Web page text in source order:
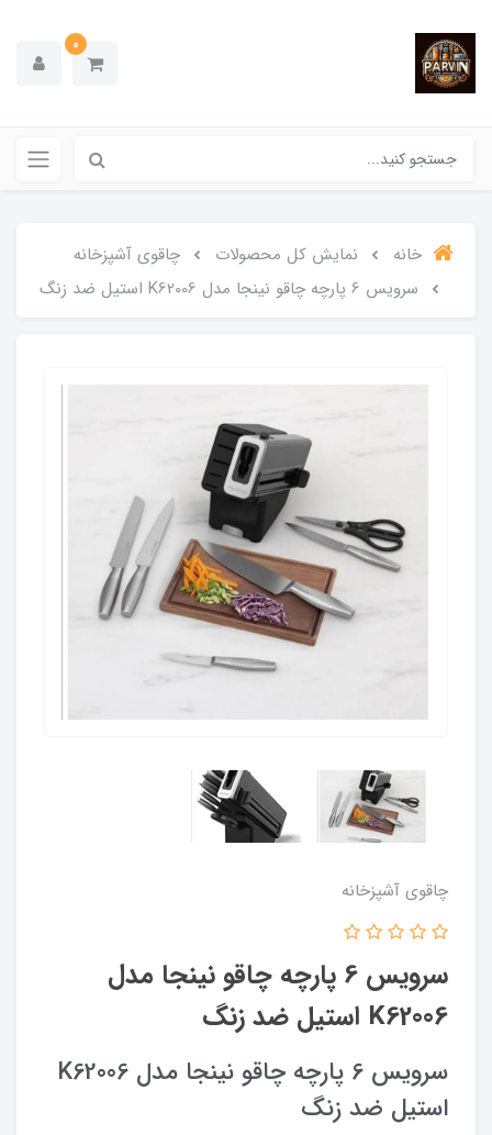
0
خانه نمایش کل محصولات
چاقوی آشپزخانه
سرویس 6 پارچه چاقو نینجا مدل K62006 استیل ضد زنگ
چاقوی آشپزخانه
سرویس 6 پارچه چاقو نینجا مدل
K62006 استیل ضد زنگ
سرویس 6 پارچه چاقو نینجا مدل K62006
استیل ضد زنگ